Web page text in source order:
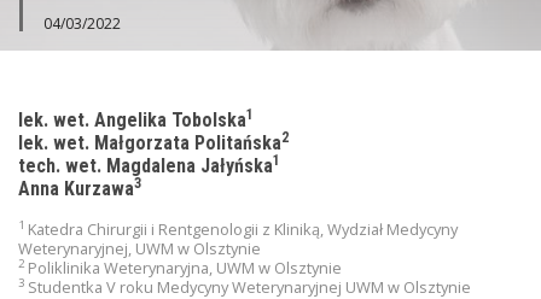
04/03/2022
lek. wet. Angelika Tobolska1
lek. wet. Małgorzata Politańska2
tech. wet. Magdalena Jałyńska1
Anna Kurzawa3
1 Katedra Chirurgii i Rentgenologii z Kliniką, Wydział Medycyny
Weterynaryjnej, UWM w Olsztynie
2 Poliklinika Weterynaryjna, UWM w Olsztynie
3 Studentka V roku Medycyny Weterynaryjnej UWM w Olsztynie